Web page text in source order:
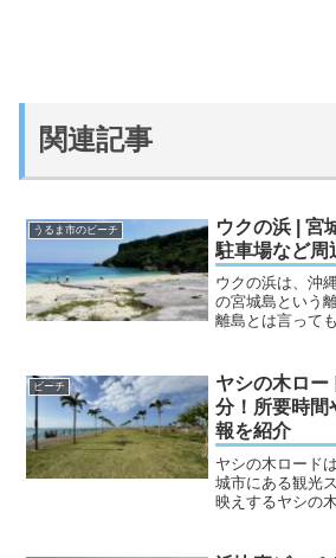
関連記事
うるま市のビーチ
ウクの浜 | 宮
駐車場など周
ウクの浜は、沖
の宮城島という
離島とは言って
天然ビーチです
の高い海が特徴
ビーチ
ヤシの木ロー
分！所要時間
報を紹介
ヤシの木ロード
城市にある観光
映えするヤシの